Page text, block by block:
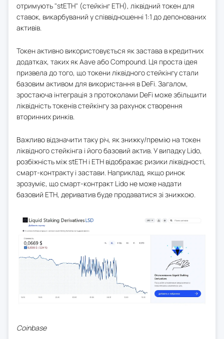
отримують "stETH" (стейкінг ETH), ліквідний токен для
ставок, викарбуваний у співвідношенні 1:1 до депонованих
активів.
Токен активно використовується як застава в кредитних
додатках, таких як Aave або Compound. Ця проста ідея
призвела до того, що токени ліквідного стейкінгу стали
базовим активом для використання в DeFi. Загалом,
зростаюча інтеграція з протоколами DeFi може збільшити
ліквідність токенів стейкінгу за рахунок створення
вторинних ринків.
Важливо відзначити таку річ, як знижку/премію на токен
ліквідного стейкінга і його базовий актив. У випадку Lido,
розбіжність між stETH і ETH відображає ризики ліквідності,
смарт-контракту і застави. Наприклад, якщо ринок
зрозуміє, що смарт-контракт Lido не може надати
базовий ETH, дериватив буде продаватися зі знижкою.
Coinbase